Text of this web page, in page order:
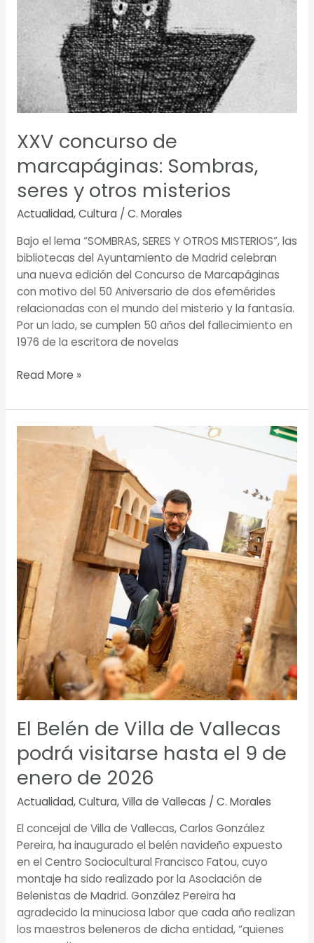
XXV concurso de
marcapáginas: Sombras,
seres y otros misterios
Actualidad,Cultura / C. Morales
Bajo el lema “SOMBRAS, SERES Y OTROS MISTERIOS”, las
bibliotecas del Ayuntamiento de Madrid celebran
una nueva edición del Concurso de Marcapáginas
con motivo del 50 Aniversario de dos efemérides
relacionadas con el mundo del misterio y la fantasía.
Por un lado, se cumplen 50 años del fallecimiento en
1976 de la escritora de novelas
marcapáginas:
Sombras,
otros
misterios
Read More »
El Belén de Villa de Vallecas
podrá visitarse hasta el 9 de
enero de 2026
Actualidad,Cultura,Villa de Vallecas / C. Morales
El concejal de Villa de Vallecas, Carlos González
Pereira, ha inaugurado el belén navideño expuesto
en el Centro Sociocultural Francisco Fatou, cuyo
montaje ha sido realizado por la Asociación de
Belenistas de Madrid. González Pereira ha
agradecido la minuciosa labor que cada año realizan
los maestros beleneros de dicha entidad, “quienes
de
Villa
Vallecas
podrá
visitarse
hasta
el
9
de
enero
de
2026